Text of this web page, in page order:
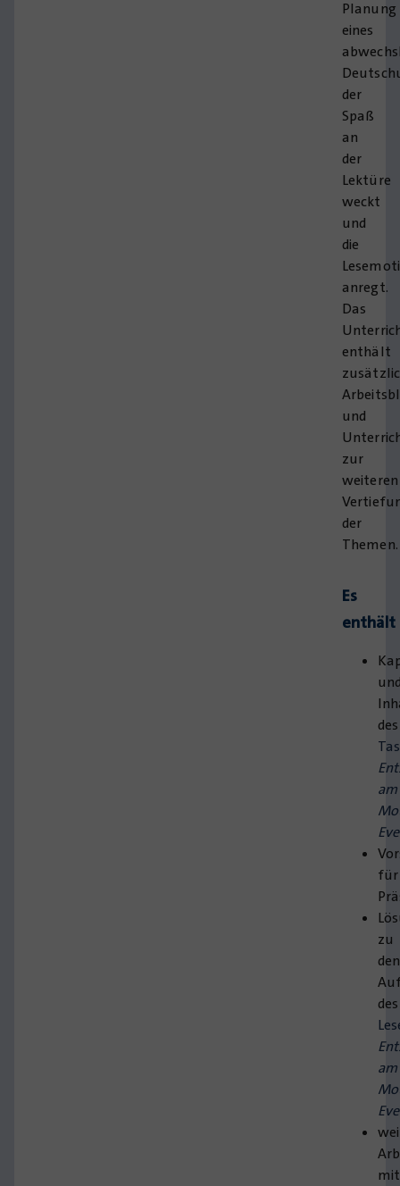
Planung
eines
der
Spaß
an
der
Lektüre
weckt
und
die
anregt.
Das
enthält
und
zur
weiteren
der
Themen.
Es
enthält
des
am
für
zu
den
des
am
mit